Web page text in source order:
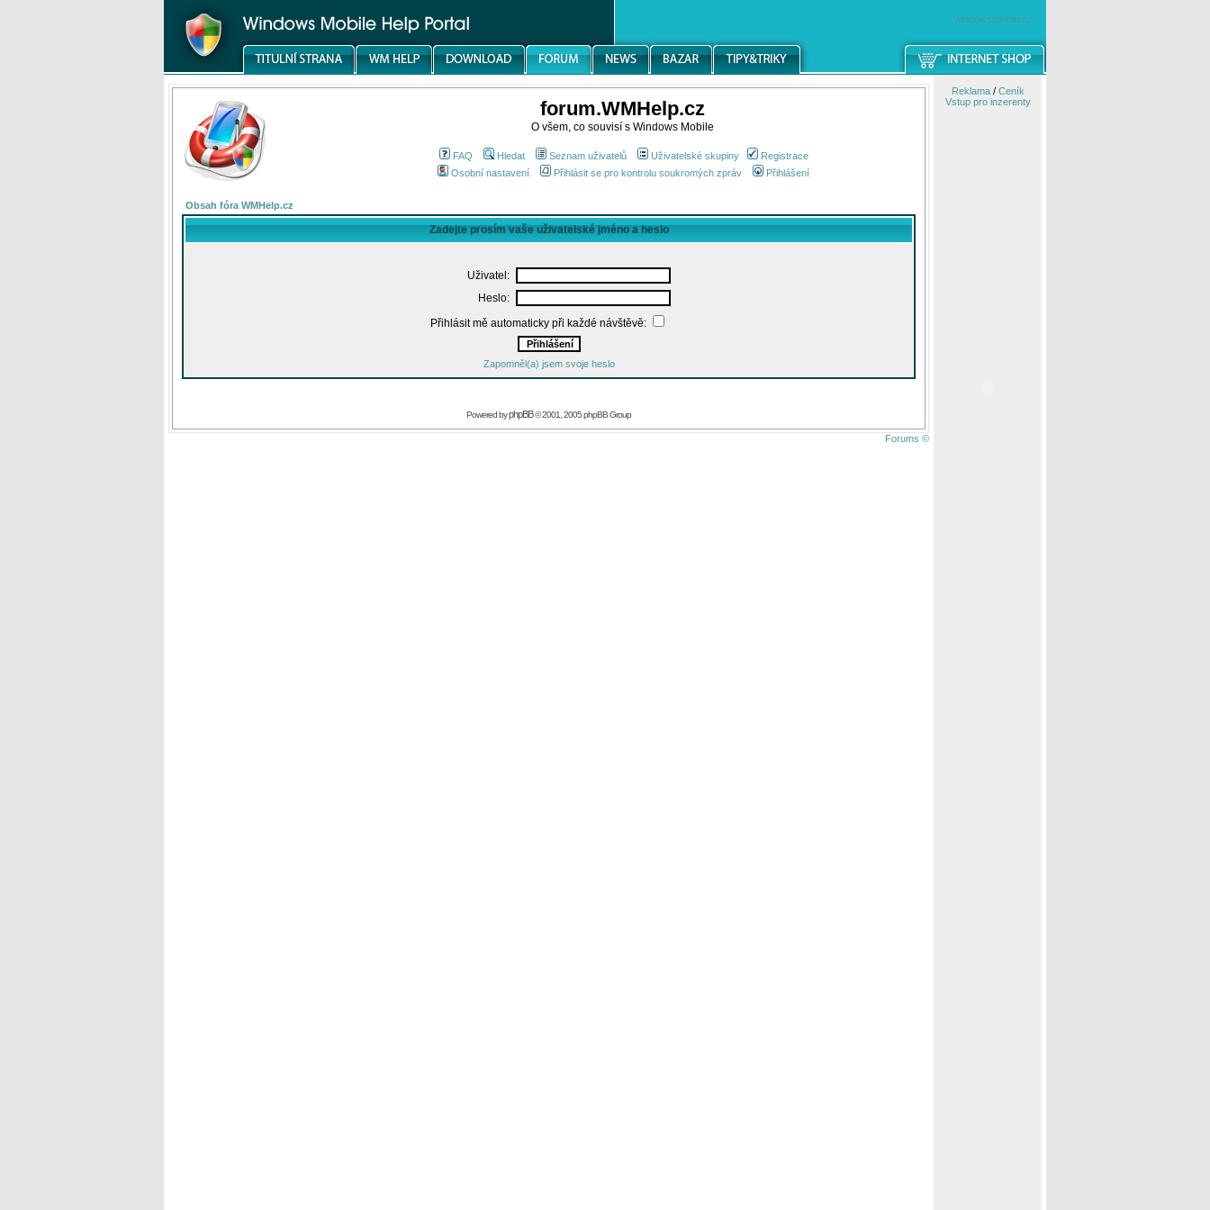
windowsmobile.cz
forum.WMHelp.cz
O všem, co souvisí s Windows Mobile
FAQ Hledat Seznam uživatelů Uživatelské skupiny
Registrace
Osobní nastavení
Přihlásit se pro kontrolu soukromých zpráv Přihlášení
Obsah fóra WMHelp.cz
Zadejte prosím vaše uživatelské jméno a heslo
Uživatel:
Heslo:
Přihlásit mě automaticky při každé návštěvě:
Zapomněl(a) jsem svoje heslo
Powered byphpBB© 2001, 2005 phpBB Group
Forums ©
Reklama/ Ceník
Vstup pro inzerenty